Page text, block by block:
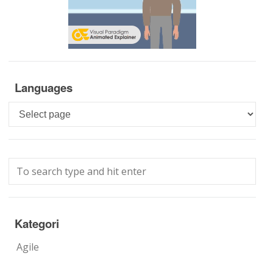
Languages
Languages
Kategori
Agile